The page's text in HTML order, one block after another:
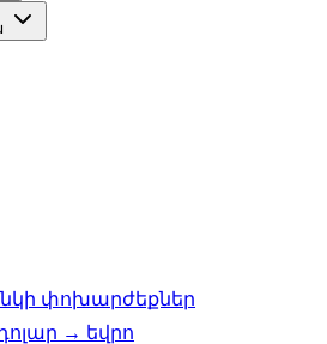
փոխարժեքներ
→ եվրո